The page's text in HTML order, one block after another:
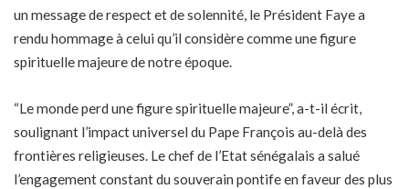
un message de respect et de solennité, le Président Faye a
rendu hommage à celui qu’il considère comme une figure
spirituelle majeure de notre époque.
“Le monde perd une figure spirituelle majeure”, a-t-il écrit,
soulignant l’impact universel du Pape François au-delà des
frontières religieuses. Le chef de l’Etat sénégalais a salué
l’engagement constant du souverain pontife en faveur des plus